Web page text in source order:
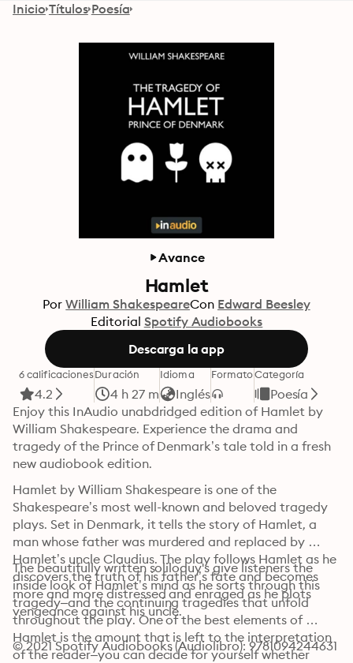
Inicio Títulos Poesía
Avance
Hamlet
Por William ShakespeareCon Edward Beesley
Editorial Spotify Audiobooks
Descarga la app
6 calificaciones
4.2
Duración
4 h 27 m
Idioma
Inglés
FormatoCategoría
Poesía
Enjoy this InAudio unabdridged edition of Hamlet by
William Shakespeare. Experience the drama and
tragedy of the Prince of Denmark’s tale told in a fresh
new audiobook edition.
Hamlet by William Shakespeare is one of the
Shakespeare’s most well-known and beloved tragedy
plays. Set in Denmark, it tells the story of Hamlet, a
man whose father was murdered and replaced by
Hamlet’s uncle Claudius. The play follows Hamlet as he
discovers the truth of his father’s fate and becomes
more and more distressed and enraged as he plots
vengeance against his uncle.
The beautifully written soliloquy's give listeners the
inside look of Hamlet’s mind as he sorts through this
tragedy–and the continuing tragedies that unfold
throughout the play. One of the best elements of
Hamlet is the amount that is left to the interpretation
of the reader–you can decide for yourself whether
© 2021 Spotify Audiobooks (Audiolibro): 9781094244631